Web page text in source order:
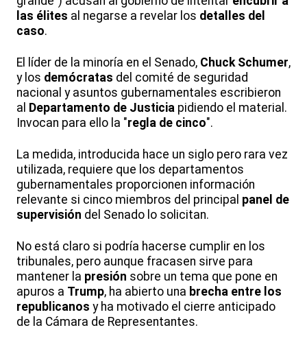
las élites al negarse a revelar los detalles del
caso.
El líder de la minoría en el Senado, Chuck Schumer,
y los demócratas del comité de seguridad
nacional y asuntos gubernamentales escribieron
al Departamento de Justicia pidiendo el material.
Invocan para ello la "regla de cinco".
La medida, introducida hace un siglo pero rara vez
utilizada, requiere que los departamentos
gubernamentales proporcionen información
relevante si cinco miembros del principal panel de
supervisión del Senado lo solicitan.
No está claro si podría hacerse cumplir en los
tribunales, pero aunque fracasen sirve para
mantener la presión sobre un tema que pone en
apuros a Trump, ha abierto una brecha entre los
republicanos y ha motivado el cierre anticipado
de la Cámara de Representantes.